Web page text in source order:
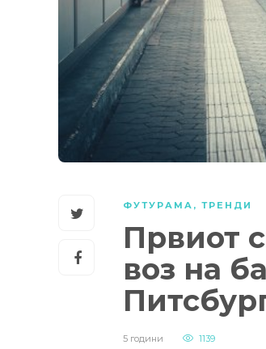
ФУТУРАМА , ТРЕНДИ
Првиот
воз на
5 години 1139